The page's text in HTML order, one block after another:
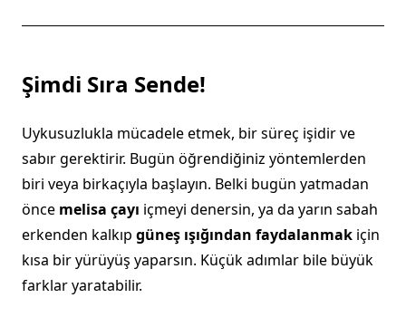
Şimdi Sıra Sende!
Uykusuzlukla mücadele etmek, bir süreç işidir ve
sabır gerektirir. Bugün öğrendiğiniz yöntemlerden
biri veya birkaçıyla başlayın. Belki bugün yatmadan
önce melisa çayı içmeyi denersin, ya da yarın sabah
erkenden kalkıp güneş ışığından faydalanmak için
kısa bir yürüyüş yaparsın. Küçük adımlar bile büyük
farklar yaratabilir.